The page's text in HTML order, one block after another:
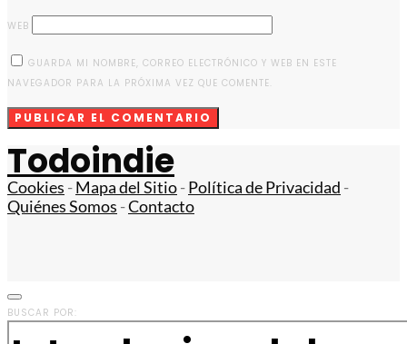
WEB
GUARDA MI NOMBRE, CORREO ELECTRÓNICO Y WEB EN ESTE
NAVEGADOR PARA LA PRÓXIMA VEZ QUE COMENTE.
Todoindie
Cookies -Mapa del Sitio-Política de Privacidad -
Quiénes Somos -Contacto
BUSCAR POR: